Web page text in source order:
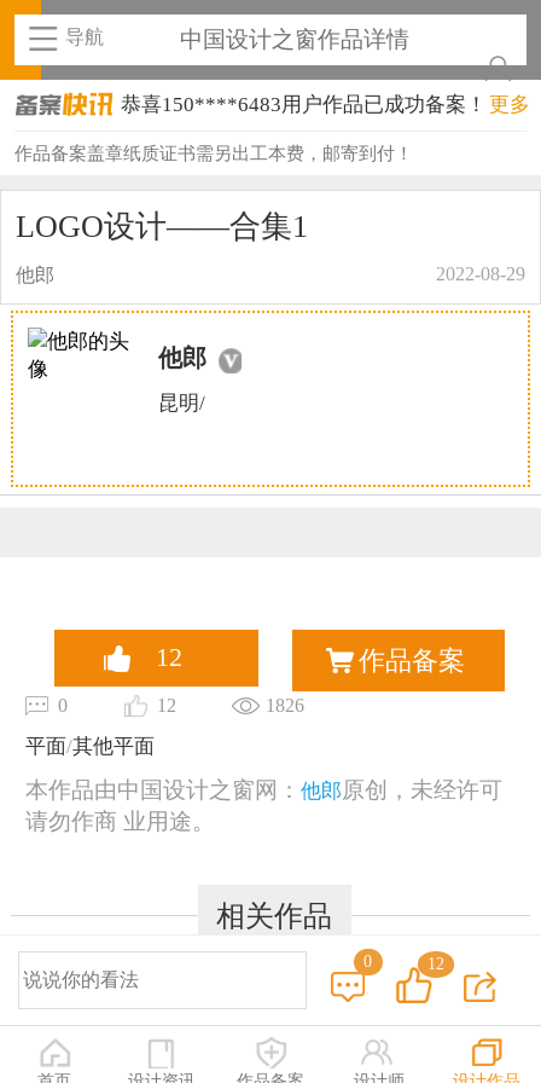
导航 中国设计之窗作品详情
恭喜150****6483用户作品已成功备案！
恭喜131****2473用户作品已成功备案！
恭喜131****1475用户作品已成功备案！
恭喜133****8874用户作品已成功备案！
恭喜138****8638用户作品已成功备案！
恭喜136****9807用户作品已成功备案！
更多
作品备案盖章纸质证书需另出工本费，邮寄到付！
LOGO设计——合集1
他郎 2022-08-29
他郎
昆明/
12 作品备案
0 12
1826
平面/其他平面
本作品由中国设计之窗网： 他郎原创，未经许可
请勿作商 业用途。
相关作品
0 12
© 2014-2025 中国设计之窗 www.333cn.com 版权所有
深圳市中设网络科技有限公司(深圳设计之窗文化发展有限公司)
地址：深圳龙华区布龙路4号127陈设艺术设计产业园A栋203-206